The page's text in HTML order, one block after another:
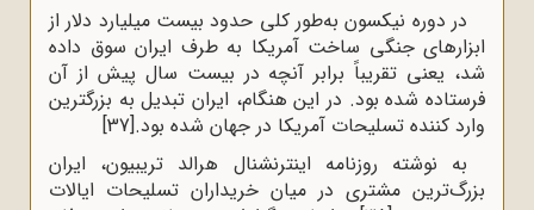
در دوره نیکسون به‌طور کلی حدود بیست میلیارد دلار از
ابزارهای جنگی ساخت آمریکا به طرف ایران سوق داده
شد، یعنی تقریباً برابر آنچه در بیست سال پیش از آن
فرستاده شده بود. در این هنگام، ایران تبدیل به بزرگترین
وارد کننده تسلیحات آمریکا در جهان شده بود.[37]
به نوشته روزنامه اینترنشنال هرالد تریبیون، ایران
بزرگ‌ترین مشتری در میان خریداران تسلیحات ایالات